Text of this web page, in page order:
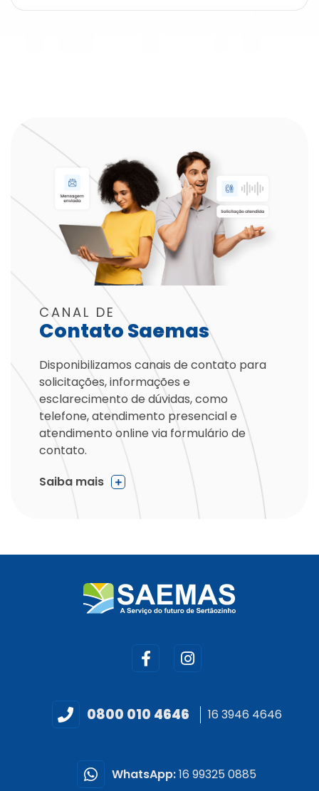
CANAL DE
Contato Saemas
Disponibilizamos canais de contato para
solicitações, informações e
esclarecimento de dúvidas, como
telefone, atendimento presencial e
atendimento online via formulário de
contato.
Saiba mais
0800 010 4646 16 3946 4646
WhatsApp:16 99325 0885